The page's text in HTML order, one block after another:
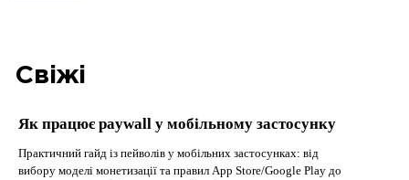
Свіжі
Як працює paywall у мобільному застосунку
Практичний гайд із пейволів у мобільних застосунках: від
вибору моделі монетизації та правил App Store/Google Play до